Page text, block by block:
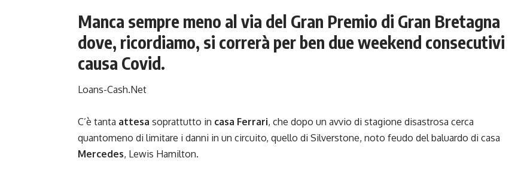
Manca sempre meno al via del Gran Premio di Gran Bretagna
dove, ricordiamo, si correrà per ben due weekend consecutivi
causa Covid.
Loans-Cash.Net
C’è tanta attesa soprattutto in casa Ferrari, che dopo un avvio di stagione disastrosa cerca
quantomeno di limitare i danni in un circuito, quello di Silverstone, noto feudo del baluardo di casa
Mercedes, Lewis Hamilton.